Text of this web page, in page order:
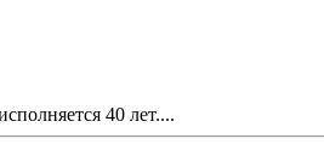
40 лет....